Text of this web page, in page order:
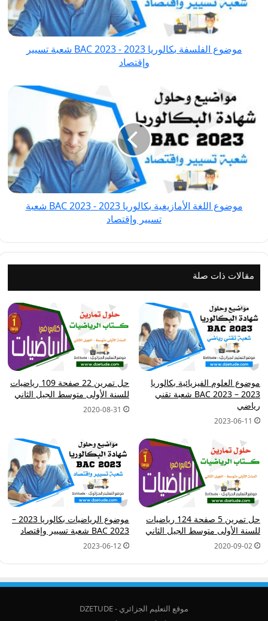
BAC
2023 شعبة
وإقتصاد
موضوع الفلسفة بكالوريا 2023 - BAC 2023 شعبة تسيير
وإقتصاد
موضوع
الأمازيغية
بكالوريا
2023
2023 شعبة
تسيير
موضوع اللغة الأمازيغية بكالوريا 2023 - BAC 2023 شعبة
تسيير وإقتصاد
مقالات ذات صلة
موضوع العلوم الفيزيائية بكالوريا
2023 – BAC 2023 شعبة تقني
رياضي
2023-06-11
حل تمرين 22 صفحة 109 رياضيات
للسنة الأولى متوسط الجيل الثاني
2020-08-31
حل تمرين 5 صفحة 124 رياضيات
للسنة الأولى متوسط الجيل الثاني
2020-09-02
موضوع الرياضيات بكالوريا 2023 –
BAC 2023 شعبة تسيير وإقتصاد
2023-06-12
موقع التعليم الجزائري - DZETUDE